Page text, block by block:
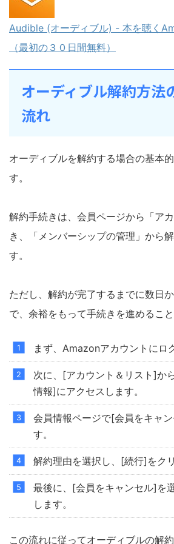
Audible (オーディブル) - 本を聴く
（最初の３０日間無料）
オーディブル解約方法
流れ
オーディブルを解約する場合の基本
す。
解約手続きは、会員ページから「ア
き、「メンバーシップの管理」から
す。
ただし、解約が完了するまでに数日
で、余裕をもって手続きを進めること
まず、Amazonアカウントにロ
次に、[アカウント＆リスト]か
情報]にアクセスします。
会員情報ページで[会員をキャ
す。
解約理由を選択し、[続行]をク
最後に、[会員をキャンセル]を
します。
この流れに従ってオーディブルの解